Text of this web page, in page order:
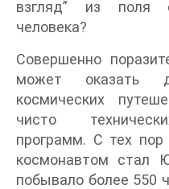
взгляд” из поля
человека?
Совершенно
может оказать
космических
чисто
программ. С тех
космонавтом стал
побывало более 550